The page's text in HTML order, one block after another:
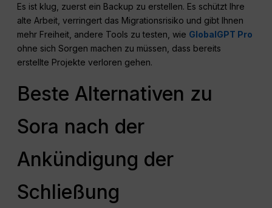
Es ist klug, zuerst ein Backup zu erstellen. Es schützt Ihre
alte Arbeit, verringert das Migrationsrisiko und gibt Ihnen
mehr Freiheit, andere Tools zu testen, wie GlobalGPT Pro
ohne sich Sorgen machen zu müssen, dass bereits
erstellte Projekte verloren gehen.
Beste Alternativen zu
Sora nach der
Ankündigung der
Schließung